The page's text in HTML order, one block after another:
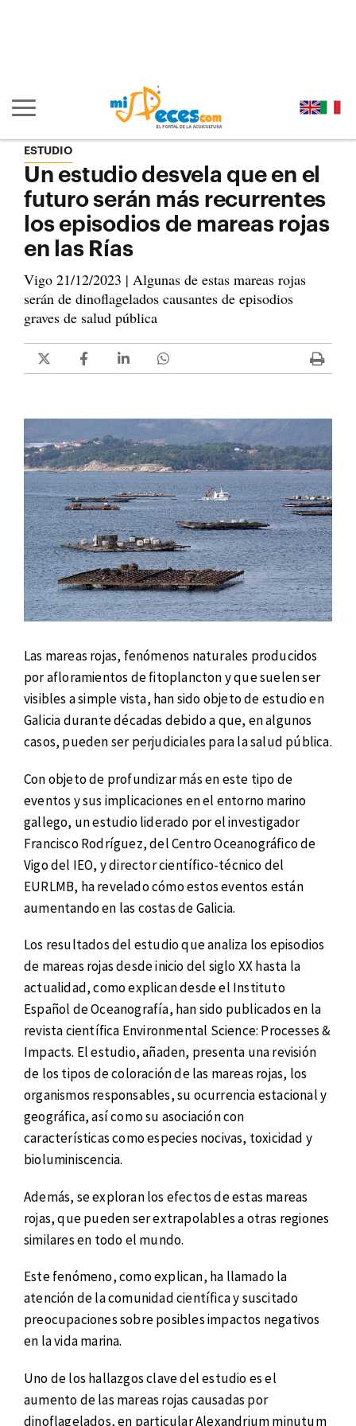
Mostrar/ocultar navegación principal
ESTUDIO
Un estudio desvela que en el
futuro serán más recurrentes
los episodios de mareas rojas
en las Rías
Vigo 21/12/2023 | Algunas de estas mareas rojas
serán de dinoflagelados causantes de episodios
graves de salud pública
Las mareas rojas, fenómenos naturales producidos
por afloramientos de fitoplancton y que suelen ser
visibles a simple vista, han sido objeto de estudio en
Galicia durante décadas debido a que, en algunos
casos, pueden ser perjudiciales para la salud pública.
Con objeto de profundizar más en este tipo de
eventos y sus implicaciones en el entorno marino
gallego, un estudio liderado por el investigador
Francisco Rodríguez, del Centro Oceanográfico de
Vigo del IEO, y director científico-técnico del
EURLMB, ha revelado cómo estos eventos están
aumentando en las costas de Galicia.
Los resultados del estudio que analiza los episodios
de mareas rojas desde inicio del siglo XX hasta la
actualidad, como explican desde el Instituto
Español de Oceanografía, han sido publicados en la
revista científica Environmental Science: Processes &
Impacts. El estudio, añaden, presenta una revisión
de los tipos de coloración de las mareas rojas, los
organismos responsables, su ocurrencia estacional y
geográfica, así como su asociación con
características como especies nocivas, toxicidad y
bioluminiscencia.
Además, se exploran los efectos de estas mareas
rojas, que pueden ser extrapolables a otras regiones
similares en todo el mundo.
Este fenómeno, como explican, ha llamado la
atención de la comunidad científica y suscitado
preocupaciones sobre posibles impactos negativos
en la vida marina.
Uno de los hallazgos clave del estudio es el
aumento de las mareas rojas causadas por
dinoflagelados, en particular Alexandrium minutum